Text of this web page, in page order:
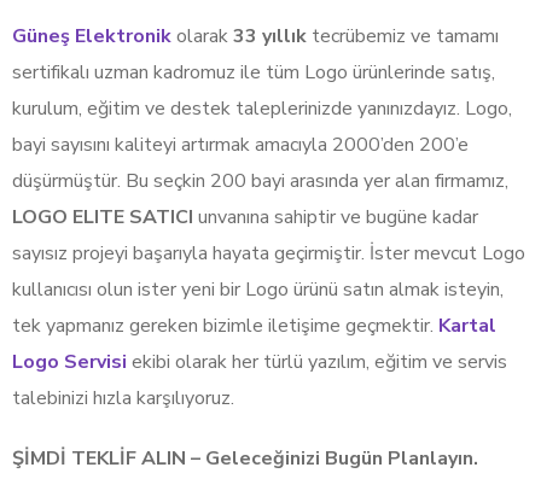
Güneş Elektronikolarak33 yıllık tecrübemiz ve tamamı
sertifikalı uzman kadromuz ile tüm Logo ürünlerinde satış,
kurulum, eğitim ve destek taleplerinizde yanınızdayız. Logo,
bayi sayısını kaliteyi artırmak amacıyla 2000’den 200’e
düşürmüştür. Bu seçkin 200 bayi arasında yer alan firmamız,
LOGO ELITE SATICI unvanına sahiptir ve bugüne kadar
sayısız projeyi başarıyla hayata geçirmiştir. İster mevcut Logo
kullanıcısı olun ister yeni bir Logo ürünü satın almak isteyin,
tek yapmanız gereken bizimle iletişime geçmektir. Kartal
Logo Servisi ekibi olarak her türlü yazılım, eğitim ve servis
talebinizi hızla karşılıyoruz.
ŞİMDİ TEKLİF ALIN – Geleceğinizi Bugün Planlayın.